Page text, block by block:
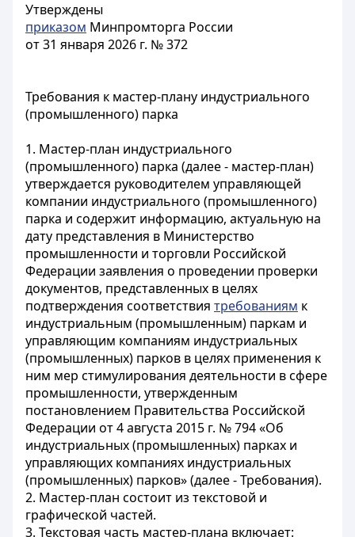
Утверждены
приказом Минпромторга России
от 31 января 2026 г. № 372
Требования к мастер-плану индустриального
(промышленного) парка
1. Мастер-план индустриального
(промышленного) парка (далее - мастер-план)
утверждается руководителем управляющей
компании индустриального (промышленного)
парка и содержит информацию, актуальную на
дату представления в Министерство
промышленности и торговли Российской
Федерации заявления о проведении проверки
документов, представленных в целях
подтверждения соответствия требованиям к
индустриальным (промышленным) паркам и
управляющим компаниям индустриальных
(промышленных) парков в целях применения к
ним мер стимулирования деятельности в сфере
промышленности, утвержденным
постановлением Правительства Российской
Федерации от 4 августа 2015 г. № 794 «Об
индустриальных (промышленных) парках и
управляющих компаниях индустриальных
(промышленных) парков» (далее - Требования).
2. Мастер-план состоит из текстовой и
графической частей.
3. Текстовая часть мастер-плана включает: